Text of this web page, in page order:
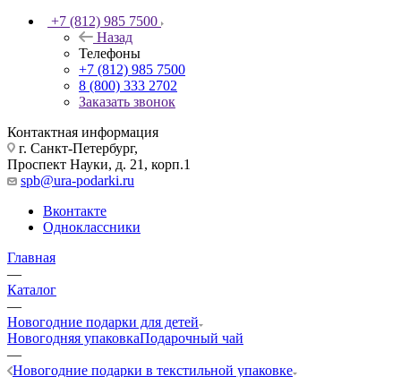
+7 (812) 985 7500
Назад
Телефоны
+7 (812) 985 7500
8 (800) 333 2702
Заказать звонок
Контактная информация
г. Санкт-Петербург,
Проспект Науки, д. 21, корп.1
spb@ura-podarki.ru
Вконтакте
Одноклассники
Главная
—
Каталог
—
Новогодние подарки для детей
Новогодняя упаковкаПодарочный чай
—
Новогодние подарки в текстильной упаковке